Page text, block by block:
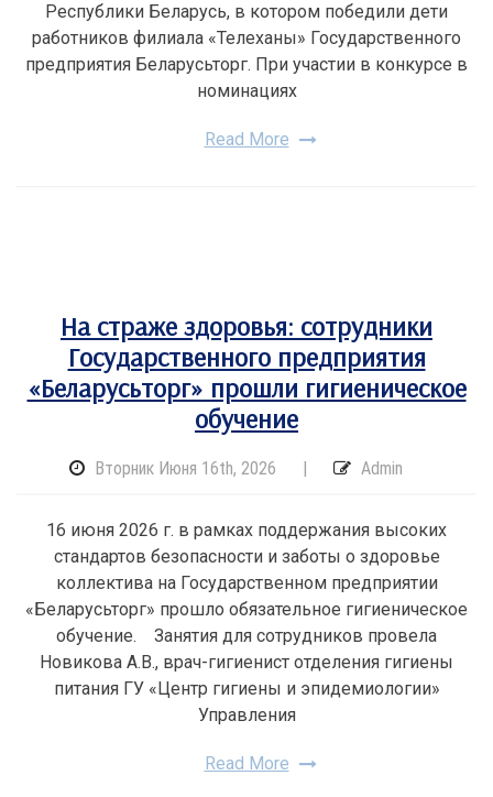
Республики Беларусь, в котором победили дети
работников филиала «Телеханы» Государственного
предприятия Беларусьторг. При участии в конкурсе в
номинациях
Read More
На страже здоровья: сотрудники
Государственного предприятия
«Беларусьторг» прошли гигиеническое
обучение
Вторник Июня 16th, 2026 | Admin
16 июня 2026 г. в рамках поддержания высоких
стандартов безопасности и заботы о здоровье
коллектива на Государственном предприятии
«Беларусьторг» прошло обязательное гигиеническое
обучение. Занятия для сотрудников провела
Новикова А.В., врач-гигиенист отделения гигиены
питания ГУ «Центр гигиены и эпидемиологии»
Управления
Read More